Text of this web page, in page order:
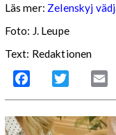
Läs mer: Zelenskyj
Foto: J. Leupe
Text: Redaktionen
Facebook Twitter